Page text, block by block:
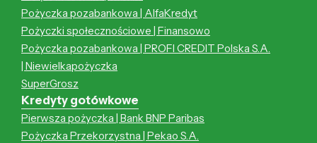
Pożyczka pozabankowa | AlfaKredyt
Pożyczki społecznościowe | Finansowo
Pożyczka pozabankowa | PROFI CREDIT Polska S.A.
| Niewielkapożyczka
SuperGrosz
Kredyty gotówkowe
Pierwsza pożyczka | Bank BNP Paribas
Pożyczka Przekorzystna | Pekao S.A.